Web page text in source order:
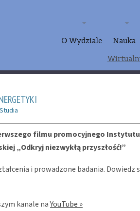
O Wydziale Nauka
Studia
filmu promocyjnego Instytutu
„Odkryj niezwykłą przyszłość!”
i prowadzone badania. Dowiedz
kanale naYouTube »